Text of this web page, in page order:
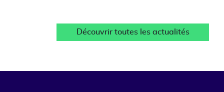
Découvrir toutes les actualités